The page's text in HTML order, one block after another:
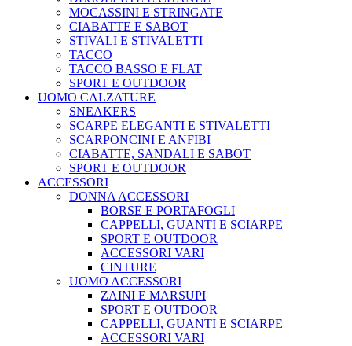
MOCASSINI E STRINGATE
CIABATTE E SABOT
STIVALI E STIVALETTI
TACCO
TACCO BASSO E FLAT
SPORT E OUTDOOR
UOMO CALZATURE
SNEAKERS
SCARPE ELEGANTI E STIVALETTI
SCARPONCINI E ANFIBI
CIABATTE, SANDALI E SABOT
SPORT E OUTDOOR
ACCESSORI
DONNA ACCESSORI
BORSE E PORTAFOGLI
CAPPELLI, GUANTI E SCIARPE
SPORT E OUTDOOR
ACCESSORI VARI
CINTURE
UOMO ACCESSORI
ZAINI E MARSUPI
SPORT E OUTDOOR
CAPPELLI, GUANTI E SCIARPE
ACCESSORI VARI